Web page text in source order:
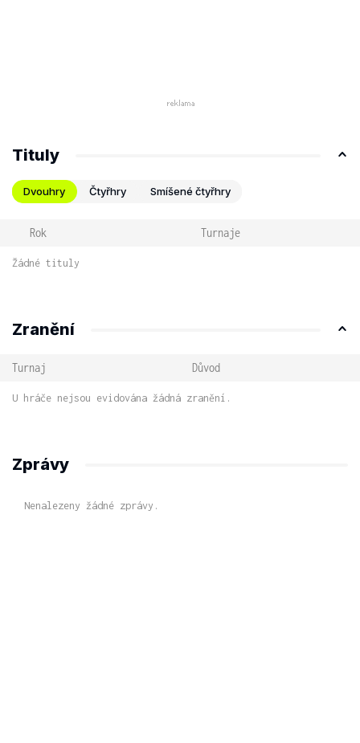
Tituly
Dvouhry Čtyřhry Smíšené čtyřhry
Rok Turnaje
Žádné tituly
Zranění
Turnaj Důvod
U hráče nejsou evidována žádná zranění.
Zprávy
Nenalezeny žádné zprávy.